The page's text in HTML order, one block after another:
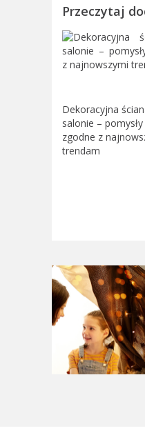
Przeczytaj
Dekoracyjna
salonie – pomysły
zgodne z
trendam